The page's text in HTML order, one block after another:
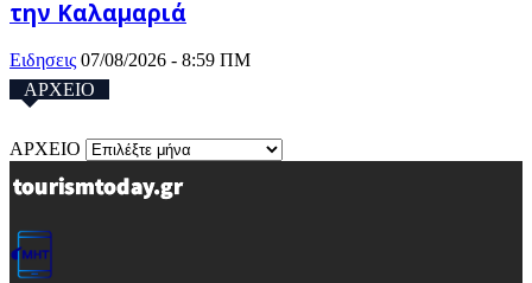
την Καλαμαριά
Ειδησεις 07/08/2026 - 8:59 ΠΜ
ΑΡΧΕΙΟ
ΑΡΧΕΙΟ